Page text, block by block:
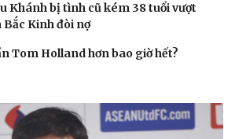
Kể chuyện cho bé
Hạt giống tâm hồn
Khánh bị tình cũ kém 38 tuổi vượt
Bắc Kinh đòi nợ
Tom Holland hơn bao giờ hết?